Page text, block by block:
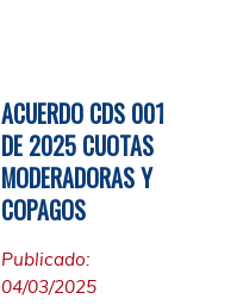
ACUERDO CDS 001
DE 2025 CUOTAS
MODERADORAS Y
COPAGOS
Publicado:
04/03/2025